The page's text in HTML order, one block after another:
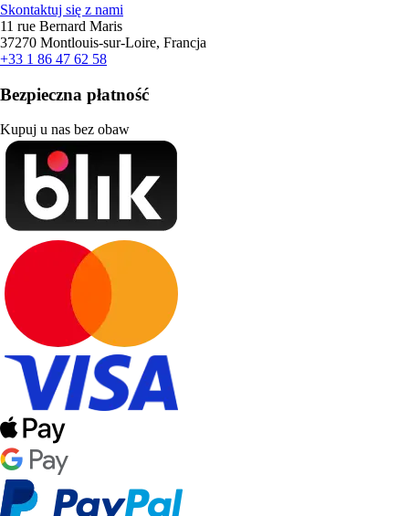
Skontaktuj się z nami
11 rue Bernard Maris
37270 Montlouis-sur-Loire, Francja
+33 1 86 47 62 58
Bezpieczna płatność
Kupuj u nas bez obaw